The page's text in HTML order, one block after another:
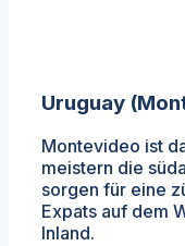
Uruguay
Montevideo ist
meistern die
sorgen für eine
Expats auf dem
Inland.